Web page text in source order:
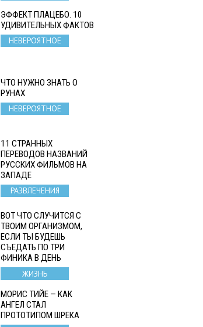
ЭФФЕКТ ПЛАЦЕБО. 10
УДИВИТЕЛЬНЫХ ФАКТОВ
НЕВЕРОЯТНОЕ
ЧТО НУЖНО ЗНАТЬ О
РУНАХ
НЕВЕРОЯТНОЕ
11 СТРАННЫХ
ПЕРЕВОДОВ НАЗВАНИЙ
РУССКИХ ФИЛЬМОВ НА
ЗАПАДЕ
РАЗВЛЕЧЕНИЯ
ВОТ ЧТО СЛУЧИТСЯ С
ТВОИМ ОРГАНИЗМОМ,
ЕСЛИ ТЫ БУДЕШЬ
СЪЕДАТЬ ПО ТРИ
ФИНИКА В ДЕНЬ
ЖИЗНЬ
МОРИС ТИЙЕ — КАК
АНГЕЛ СТАЛ
ПРОТОТИПОМ ШРЕКА